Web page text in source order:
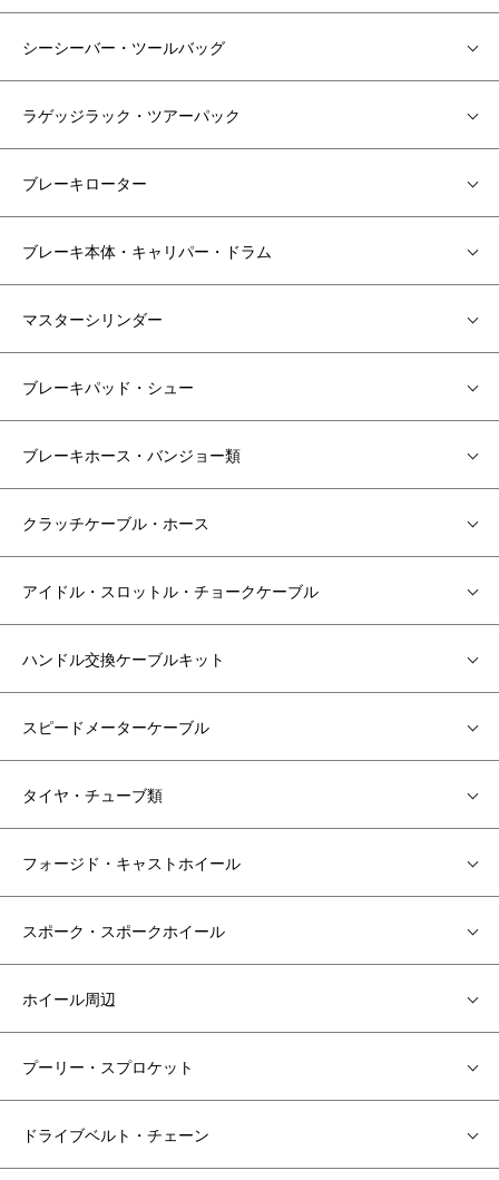
シーシーバー・ツールバッグ
ラゲッジラック・ツアーパック
ブレーキローター
ブレーキ本体・キャリパー・ドラム
マスターシリンダー
ブレーキパッド・シュー
ブレーキホース・バンジョー類
クラッチケーブル・ホース
アイドル・スロットル・チョークケーブル
ハンドル交換ケーブルキット
スピードメーターケーブル
タイヤ・チューブ類
フォージド・キャストホイール
スポーク・スポークホイール
ホイール周辺
プーリー・スプロケット
ドライブベルト・チェーン